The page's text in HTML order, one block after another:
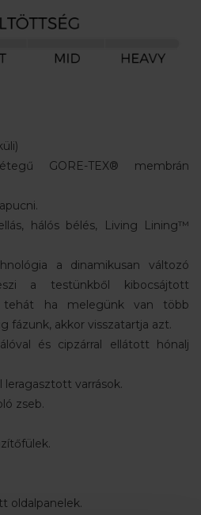
GORE-TEX® membrán
hálós bélés, Living Lining™
a dinamikusan változó
a testünkből kibocsájtott
tehát ha melegünk van több
fázunk, akkor visszatartja azt.
és cipzárral ellátott hónalj
leragasztott varrások.
zseb.
oldalpanelek.